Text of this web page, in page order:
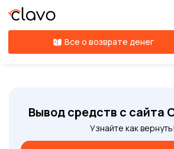
Все о возврате денег
Вывод средств с сайта
Узнайте как вернуть!